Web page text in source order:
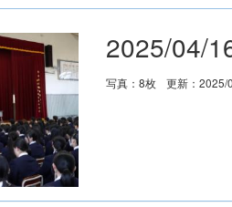
2025/04/
写真：8枚 更新：2025/